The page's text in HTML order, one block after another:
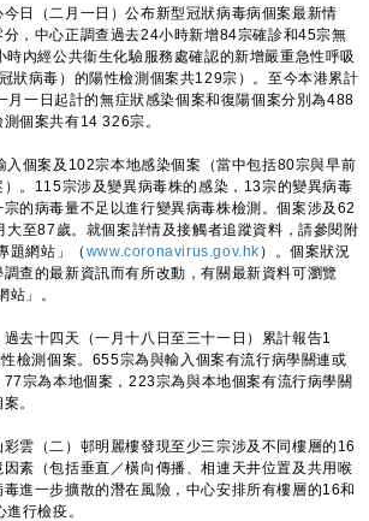
（二月一日）公布新型冠狀病毒病個案最新情
，中心正調查過去24小時新增84宗確診和45宗無
內經公共衞生化驗服務處確認的新增嚴重急性呼吸
狀病毒）的陽性檢測個案共129宗）。至今本港累計
月一日起計的無症狀感染個案和復陽個案分別為488
個案共有14 326宗。
個案及102宗本地感染個案（當中包括80宗與早前
。115宗涉及變異病毒株的感染，13宗的變異病毒
的病毒量不足以進行變異病毒株檢測。個案涉及62
大至87歲。就個案詳情及接觸者追蹤資料，請參閱附
題網站」（ www.coronavirus.gov.hk ）。個案狀況
查的最新資訊而有所改動，有關最新資料可瀏覽
站」。
十四天（一月十八日至三十一日）累計報告1
檢測個案。655宗為與輸入個案有流行病學關連或
宗為本地個案，223宗為與本地個案有流行病學關
。
（二）邨明麗樓發現至少三宗涉及不同樓層的16
素（包括垂直／橫向傳播、相連天井位置及共用喉
進一步擴散的潛在風險，中心安排所有樓層的16和
行檢疫。